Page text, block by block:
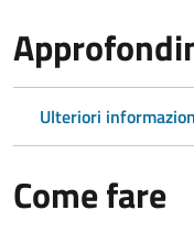
Ulteriori
Come fare